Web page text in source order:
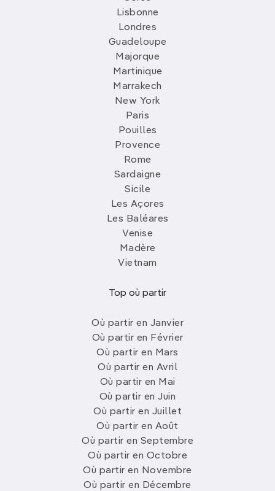
Lisbonne
Londres
Guadeloupe
Majorque
Martinique
Marrakech
New York
Paris
Pouilles
Provence
Rome
Sardaigne
Sicile
Les Açores
Les Baléares
Venise
Madère
Vietnam
Top où partir
Où partir en Janvier
Où partir en Février
Où partir en Mars
Où partir en Avril
Où partir en Mai
Où partir en Juin
Où partir en Juillet
Où partir en Août
Où partir en Septembre
Où partir en Octobre
Où partir en Novembre
Où partir en Décembre